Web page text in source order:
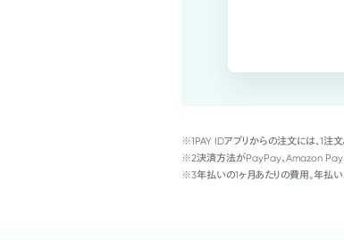
※1PAY IDアプリからの注文には、1注
※2決済方法がPayPay、Amazon Pay
※3年払いの1ヶ月あたりの費用。年払い